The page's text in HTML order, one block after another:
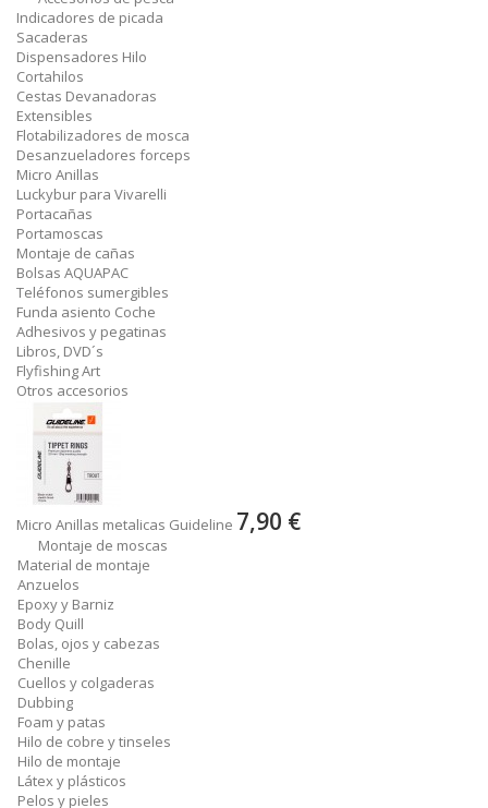
Indicadores de picada
Sacaderas
Dispensadores Hilo
Cortahilos
Cestas Devanadoras
Extensibles
Flotabilizadores de mosca
Desanzueladores forceps
Micro Anillas
Luckybur para Vivarelli
Portacañas
Portamoscas
Montaje de cañas
Bolsas AQUAPAC
Teléfonos sumergibles
Funda asiento Coche
Adhesivos y pegatinas
Libros, DVD´s
Flyfishing Art
Otros accesorios
Micro Anillas metalicas Guideline 7,90 €
Montaje de moscas
Material de montaje
Anzuelos
Epoxy y Barniz
Body Quill
Bolas, ojos y cabezas
Chenille
Cuellos y colgaderas
Dubbing
Foam y patas
Hilo de cobre y tinseles
Hilo de montaje
Látex y plásticos
Pelos y pieles